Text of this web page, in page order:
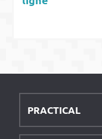
PRACTICAL